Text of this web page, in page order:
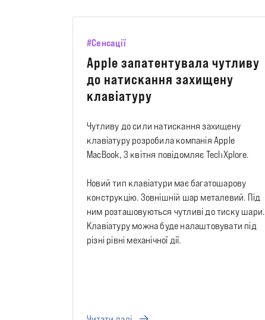
#Сенсації
Apple запатентувала чутливу
до натискання захищену
клавіатуру
Чутливу до сили натискання захищену
клавіатуру розробила компанія Apple
MacBook, 3 квітня повідомляє TechXplore.
Новий тип клавіатури має багатошарову
конструкцію. Зовнішній шар металевий. Під
ним розташовуються чутливі до тиску шари.
Клавіатуру можна буде налаштовувати під
різні рівні механічної дії.